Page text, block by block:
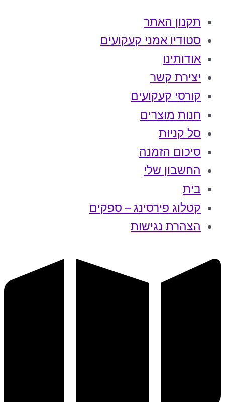
תקנון האתר
סטודיו אמני קעקועים
אודותינו
יצירת קשר
קורסי קעקועים
חנות מוצרים
סל קניות
סיכום הזמנה
החשבון שלי
בית
קטלוג פירסינג – ספקים
הצהרת נגישות